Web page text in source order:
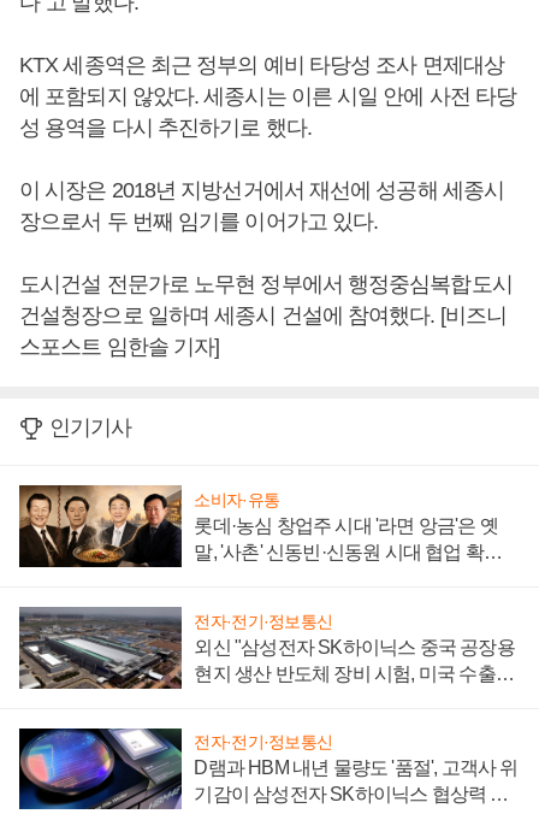
KTX 세종역은 최근 정부의 예비 타당성 조사 면제대상
에 포함되지 않았다. 세종시는 이른 시일 안에 사전 타당
성 용역을 다시 추진하기로 했다.
이 시장은 2018년 지방선거에서 재선에 성공해 세종시
장으로서 두 번째 임기를 이어가고 있다.
도시건설 전문가로 노무현 정부에서 행정중심복합도시
건설청장으로 일하며 세종시 건설에 참여했다. [비즈니
스포스트 임한솔 기자]
인기기사
소비자·유통
롯데·농심 창업주 시대 '라면 앙금'은 옛
말, '사촌' 신동빈·신동원 시대 협업 확대
전자·전기·정보통신
외신 "삼성전자 SK하이닉스 중국 공장용
현지 생산 반도체 장비 시험, 미국 수출통
전자·전기·정보통신
D램과 HBM 내년 물량도 '품절', 고객사 위
기감이 삼성전자 SK하이닉스 협상력 더